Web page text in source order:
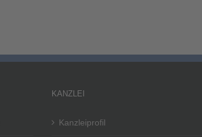
KANZLEI
Kanzleiprofil